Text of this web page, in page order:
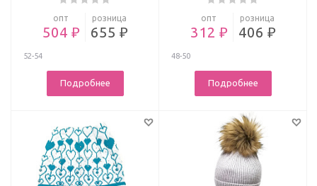
опт
504 ₽
розница
655 ₽
52-54
Подробнее
опт
312 ₽
розница
406 ₽
48-50
Подробнее